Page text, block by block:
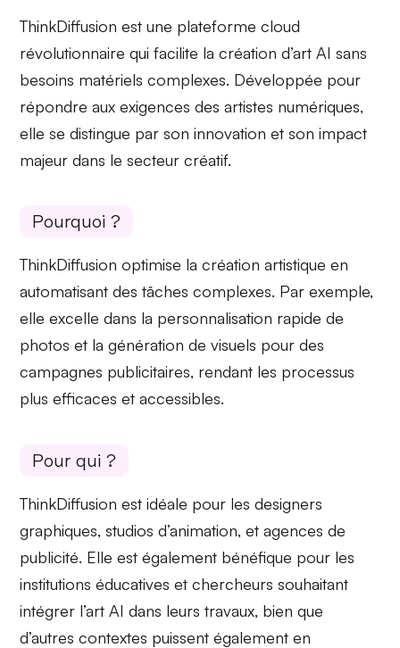
ThinkDiffusion est une plateforme cloud
révolutionnaire qui facilite la création d’art AI sans
besoins matériels complexes. Développée pour
répondre aux exigences desartistes numériques,
elle se distingue par son innovation et son impact
majeur dans le secteur créatif.
Pourquoi ?
ThinkDiffusion optimise lacréation artistique en
automatisant des tâches complexes. Par exemple,
elle excelle dans la personnalisation rapide de
photos et la génération de visuels pour des
campagnes publicitaires, rendant les processus
plus efficaces et accessibles.
Pour qui ?
ThinkDiffusion est idéale pour lesdesigners
graphiques,studios d’animation, etagences de
publicité. Elle est également bénéfique pour les
institutions éducatives etchercheurs souhaitant
intégrer l’art AI dans leurs travaux, bien que
d’autres contextes puissent également en